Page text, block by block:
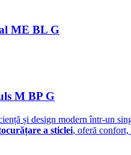
ME BL G
M BP G
și design modern într-un
a sticlei, oferă confort,